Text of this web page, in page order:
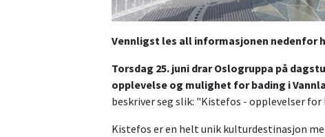
Vennligst les all informasjonen nedenfor
Torsdag 25. juni drar Oslogruppa på
opplevelse og mulighet for bading i
beskriver seg slik: "Kistefos - opplevelser
Kistefos er en helt unik kulturdestinasjon